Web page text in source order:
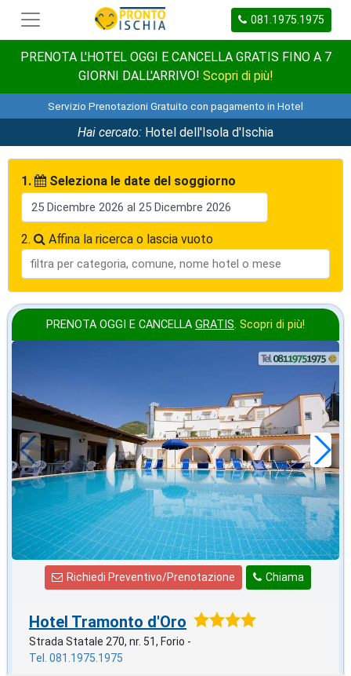
081.1975.1975
PRENOTA L'HOTEL OGGI E CANCELLA GRATIS FINO A 7
GIORNI DALL'ARRIVO! Scopri di più!
Servizio Prenotazioni Gratuito con pagamento in Hotel
Hai cercato: Hotel dell'Isola d'Ischia
1. Seleziona le date del soggiorno
2. Affina la ricerca o lascia vuoto
PRENOTA OGGI E CANCELLA GRATIS. Scopri di più!
in offerta da
€35,57
a notte
Chiama
Richiedi Preventivo/Prenotazione
Hotel Tramonto d'Oro
Strada Statale 270, nr. 51, Forio -
Tel. 081.1975.1975